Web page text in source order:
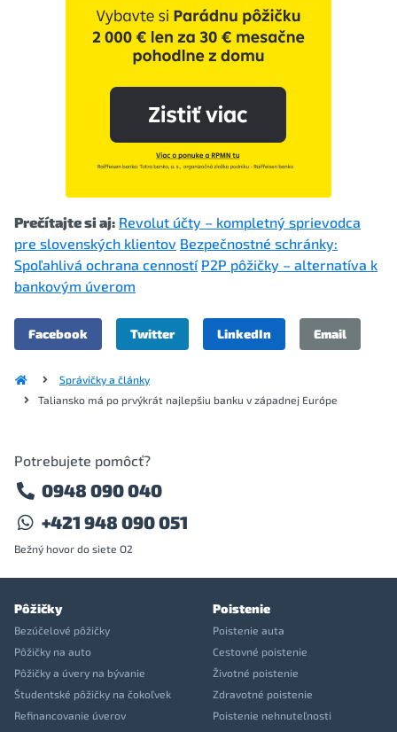
Prečítajte si aj: Revolut účty – kompletný sprievodca
pre slovenských klientov Bezpečnostné schránky:
Spoľahlivá ochrana cenností P2P pôžičky – alternatíva k
bankovým úverom
Facebook Twitter LinkedIn Email
Správičky a články
Taliansko má po prvýkrát najlepšiu banku v západnej Európe
Potrebujete pomôcť?
0948 090 040
+421 948 090 051
Bežný hovor do siete O2
Pôžičky
Bezúčelové pôžičky
Pôžičky na auto
Pôžičky a úvery na bývanie
Študentské pôžičky na čokoľvek
Refinancovanie úverov
Poistenie
Poistenie auta
Cestovné poistenie
Životné poistenie
Zdravotné poistenie
Poistenie nehnuteľnosti